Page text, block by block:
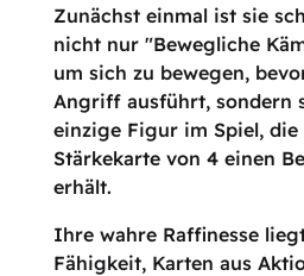
Zunächst einmal ist sie
nicht nur "Bewegliche
um sich zu bewegen,
Angriff ausführt, sondern
einzige Figur im Spiel,
Stärkekarte von 4 einen
erhält.
Ihre wahre Raffinesse
Fähigkeit, Karten aus